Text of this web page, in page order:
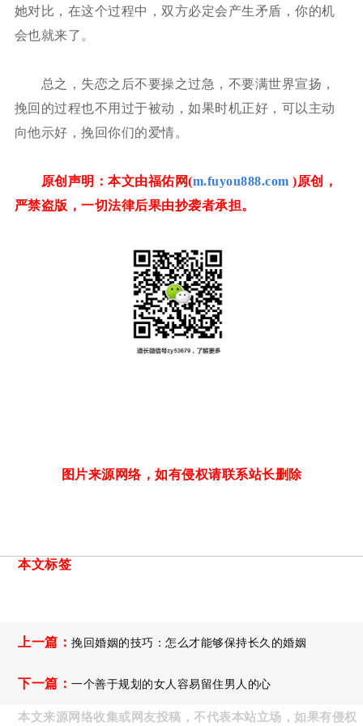
她对比，在这个过程中，双方必定会产生矛盾，你的机
会也就来了。
总之，失恋之后不要操之过急，不要满世界宣扬，
挽回的过程也不用过于被动，如果时机正好，可以主动
向他示好，挽回你们的爱情。
原创声明：本文由福佑网(m.fuyou888.com )原创，
严禁盗版，一切法律后果由抄袭者承担。
图片来源网络，如有侵权请联系站长删除
本文标签
上一篇：挽回婚姻的技巧：怎么才能够保持长久的婚姻
下一篇：一个善于规划的女人容易留住男人的心
本文来源网络收集或网友投稿，不代表本站立场，如果有侵权